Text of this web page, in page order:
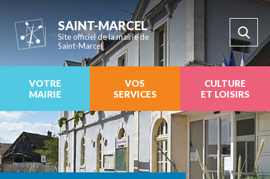
SAINT-MARCEL
Site officiel de la mairie de
Saint-Marcel
VOTRE
MAIRIE
VOS
SERVICES
CULTURE
ET LOISIRS